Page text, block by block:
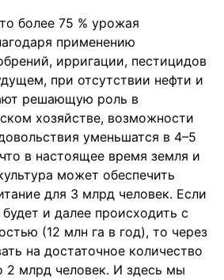
более 75 % урожая
применению
ирригации, пестицидов
при отсутствии нефти и
решающую роль в
хозяйстве, возможности
уменьшатся в 4–5
в настоящее время земля и
может обеспечить
для 3 млрд человек. Если
и далее происходить с
(12 млн га в год), то через
на достаточное количество
2 млрд человек. И здесь мы